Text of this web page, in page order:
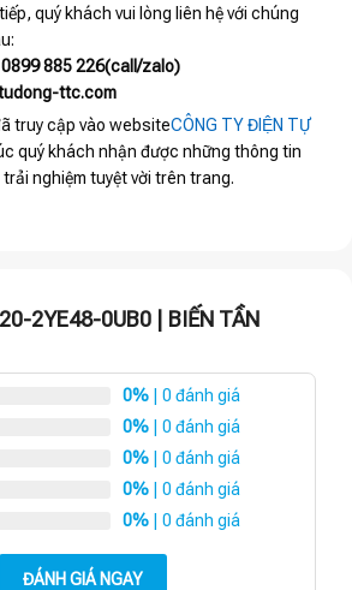
quý khách vui lòng liên hệ với chúng
885 226(call/zalo)
ttc.com
truy cập vào websiteCÔNG TY ĐIỆN TỰ
quý khách nhận được những thông tin
nghiệm tuyệt vời trên trang.
2YE48-0UB0 | BIẾN TẦN
0% | 0 đánh giá
0% | 0 đánh giá
0% | 0 đánh giá
0% | 0 đánh giá
0% | 0 đánh giá
ĐÁNH GIÁ NGAY